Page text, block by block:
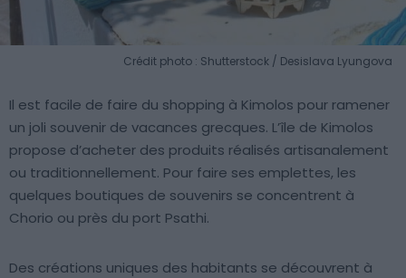
Crédit photo : Shutterstock / Desislava Lyungova
Il est facile de faire du shopping à Kimolos pour ramener
un joli souvenir de vacances grecques. L’île de Kimolos
propose d’acheter des produits réalisés artisanalement
ou traditionnellement. Pour faire ses emplettes, les
quelques boutiques de souvenirs se concentrent à
Chorio ou près du port Psathi.
Des créations uniques des habitants se découvrent à